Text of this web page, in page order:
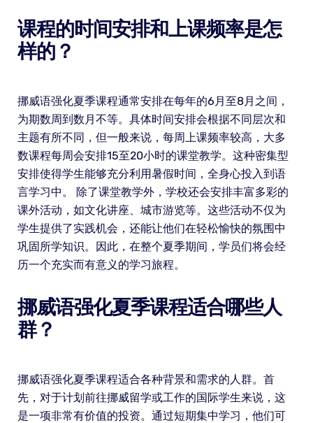
课程的时间安排和上课频率是怎
样的？
挪威语强化夏季课程通常安排在每年的6月至8月之间，
为期数周到数月不等。具体时间安排会根据不同层次和
主题有所不同，但一般来说，每周上课频率较高，大多
数课程每周会安排15至20小时的课堂教学。这种密集型
安排使得学生能够充分利用暑假时间，全身心投入到语
言学习中。 除了课堂教学外，学校还会安排丰富多彩的
课外活动，如文化讲座、城市游览等。这些活动不仅为
学生提供了实践机会，还能让他们在轻松愉快的氛围中
巩固所学知识。因此，在整个夏季期间，学员们将会经
历一个充实而有意义的学习旅程。
挪威语强化夏季课程适合哪些人
群？
挪威语强化夏季课程适合各种背景和需求的人群。首
先，对于计划前往挪威留学或工作的国际学生来说，这
是一项非常有价值的投资。通过短期集中学习，他们可